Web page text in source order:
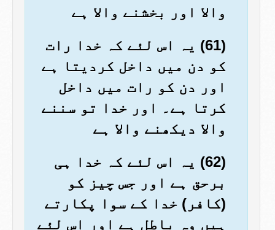
والا اور بخشنے والا ہے
(61) یہ اس لئے کہ خدا رات
کو دن میں داخل کردیتا ہے
اور دن کو رات میں داخل
کرتا ہے۔ اور خدا تو سننے
والا دیکھنے والا ہے
(62) یہ اس لئے کہ خدا ہی
برحق ہے اور جس چیز کو
(کافر) خدا کے سوا پکارتے
ہیں وہ باطل ہے اور اس لئے